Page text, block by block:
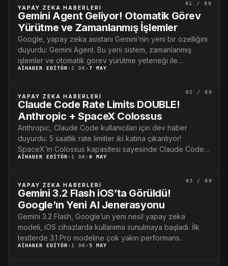
01 / 89
YAPAY ZEKA HABERLERI
Gemini Agent Geliyor! Otomatik Görev
Yürütme ve Zamanlanmış İşlemler
Google, yapay zeka asistanı Gemini‘nin yeni bir özelliğini
duyurdu: Gemini Agent. Bu yeni sistem, zamanlanmış
işlemler ve otomatik görev yürütme yeteneği ile…
AIHABER EDITÖR · 2 DK · 7 MAY
02 / 89
YAPAY ZEKA HABERLERI
Claude Code Rate Limits DOUBLE!
Anthropic + SpaceX Colossus
Anthropic, Claude Code kullanıcıları için dev haber
duyurdu: 5 saatlik rate limitler iki katına çıkarılıyor!
SpaceX’in Colossus kapasitesi sayesinde Claude Code
artık…
AIHABER EDITÖR · 1 DK · 6 MAY
03 / 89
YAPAY ZEKA HABERLERI
Gemini 3.2 Flash iOS’ta Görüldü!
Google’ın Yeni AI Jenerasyonu
Gemini 3.2 Flash, Google’un yeni nesil yapay zeka
modeli, iOS cihazlarda kullanıma sunulmaya başladı. İlk
testlerde 3.1 Pro modeline çok yakın performans…
AIHABER EDITÖR · 1 DK · 5 MAY